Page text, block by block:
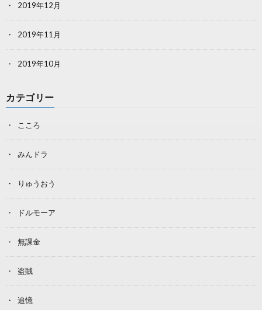
2019年12月
2019年11月
2019年10月
カテゴリー
こころ
みんドラ
りゅうおう
ドルモーア
無課金
盗賊
追憶